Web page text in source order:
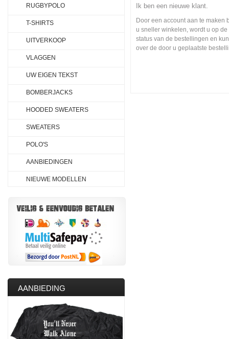
Ik ben een nieuwe klant.
Door een account aan te maken
u sneller winkelen, wordt u op
status van de bestellingen en
over de door u geplaatste
RUGBYPOLO
T-SHIRTS
UITVERKOOP
VLAGGEN
UW EIGEN TEKST
BOMBERJACKS
HOODED SWEATERS
SWEATERS
POLO'S
AANBIEDINGEN
NIEUWE MODELLEN
AANBIEDING